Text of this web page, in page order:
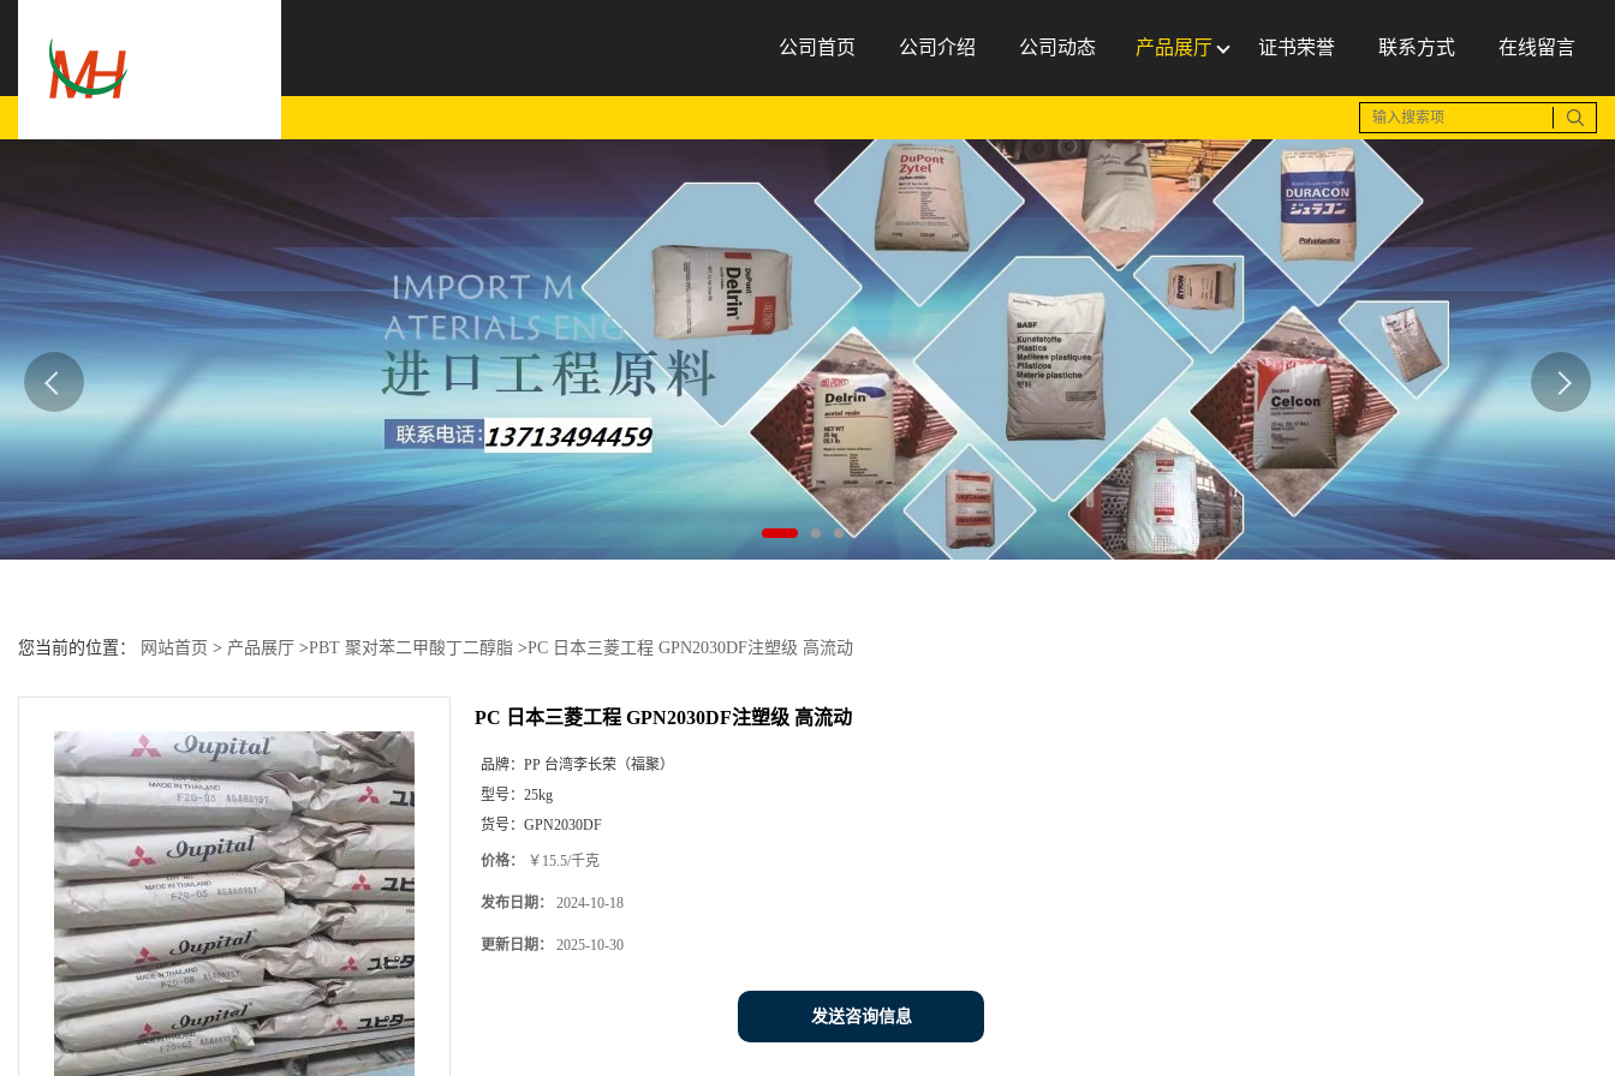
公司首页 公司介绍 公司动态 产品展厅 证书荣誉 联系方式 在线留言
您当前的位置： 网站首页 > 产品展厅 >PBT 聚对苯二甲酸丁二醇脂 >PC 日本三菱工程 GPN2030DF注塑级 高流动
PC 日本三菱工程 GPN2030DF注塑级 高流动
品牌： PP 台湾李长荣（福聚）
型号： 25kg
货号： GPN2030DF
价格： ￥15.5/千克
发布日期： 2024-10-18
更新日期： 2025-10-30
发送咨询信息